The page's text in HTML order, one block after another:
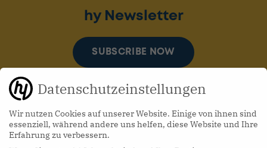
hy Newsletter
SUBSCRIBE NOW
Datenschutzeinstellungen
Wir nutzen Cookies auf unserer Website. Einige von ihnen sind
essenziell, während andere uns helfen, diese Website und Ihre
Erfahrung zu verbessern.